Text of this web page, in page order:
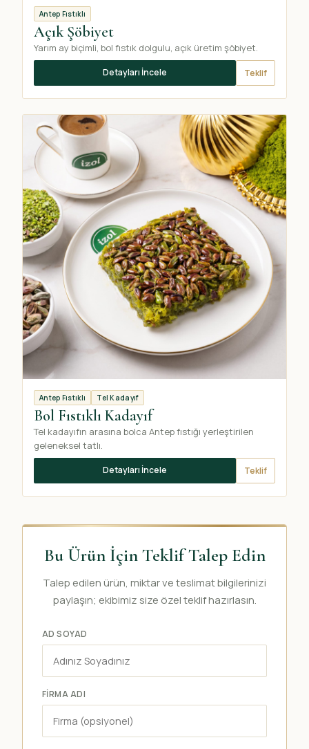
Antep Fıstıklı
Açık Şöbiyet
Yarım ay biçimli, bol fıstık dolgulu, açık üretim şöbiyet.
Detayları İncele Teklif
Antep Fıstıklı Tel Kadayıf
Bol Fıstıklı Kadayıf
Tel kadayıfın arasına bolca Antep fıstığı yerleştirilen
geleneksel tatlı.
Detayları İncele Teklif
Bu Ürün İçin Teklif Talep Edin
Talep edilen ürün, miktar ve teslimat bilgilerinizi
paylaşın; ekibimiz size özel teklif hazırlasın.
AD SOYAD
FIRMA ADI